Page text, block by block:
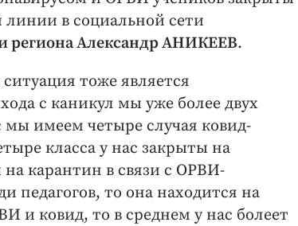
линии в социальной сети
региона Александр АНИКЕЕВ.
тоже является
с каникул мы уже более двух
имеем четыре случая ковид-
класса у нас закрыты на
карантин в связи с ОРВИ-
педагогов, то она находится на
и ковид, то в среднем у нас болеет